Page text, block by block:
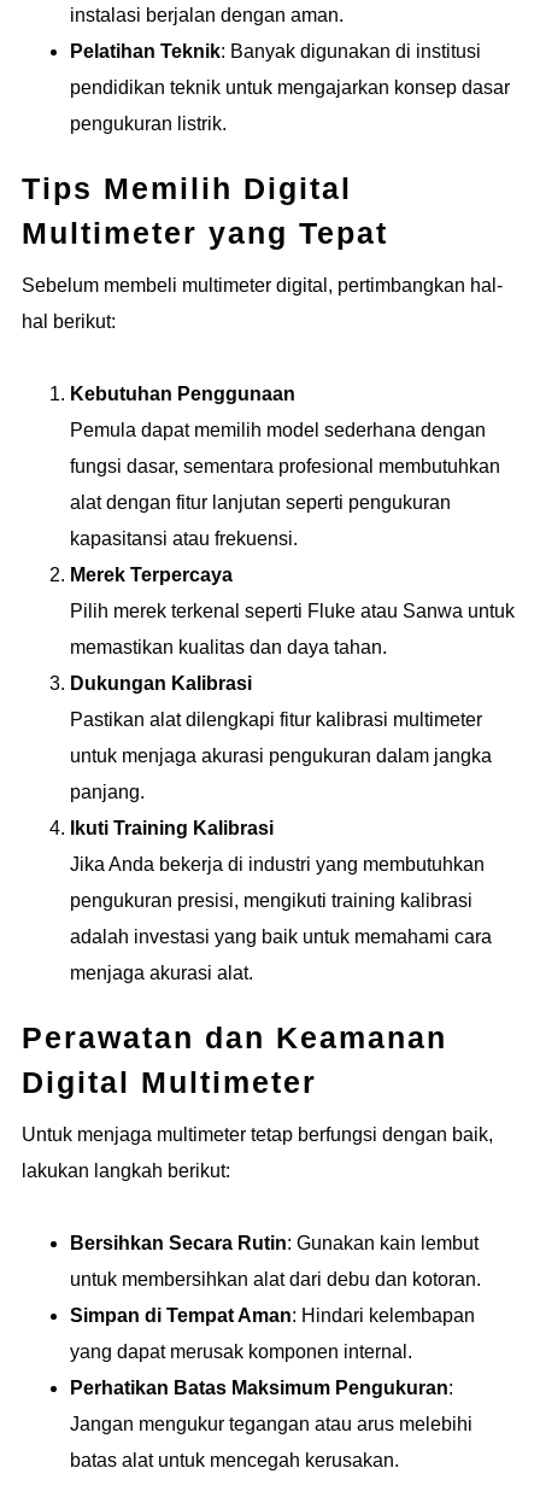
instalasi berjalan dengan aman.
Pelatihan Teknik: Banyak digunakan di institusi
pendidikan teknik untuk mengajarkan konsep dasar
pengukuran listrik.
Tips Memilih Digital
Multimeter yang Tepat
Sebelum membeli multimeter digital, pertimbangkan hal-
hal berikut:
Kebutuhan Penggunaan
Pemula dapat memilih model sederhana dengan
fungsi dasar, sementara profesional membutuhkan
alat dengan fitur lanjutan seperti pengukuran
kapasitansi atau frekuensi.
Merek Terpercaya
Pilih merek terkenal seperti Fluke atau Sanwa untuk
memastikan kualitas dan daya tahan.
Dukungan Kalibrasi
Pastikan alat dilengkapi fitur kalibrasi multimeter
untuk menjaga akurasi pengukuran dalam jangka
panjang.
Ikuti Training Kalibrasi
Jika Anda bekerja di industri yang membutuhkan
pengukuran presisi, mengikuti training kalibrasi
adalah investasi yang baik untuk memahami cara
menjaga akurasi alat.
Perawatan dan Keamanan
Digital Multimeter
Untuk menjaga multimeter tetap berfungsi dengan baik,
lakukan langkah berikut:
Bersihkan Secara Rutin: Gunakan kain lembut
untuk membersihkan alat dari debu dan kotoran.
Simpan di Tempat Aman: Hindari kelembapan
yang dapat merusak komponen internal.
Perhatikan Batas Maksimum Pengukuran:
Jangan mengukur tegangan atau arus melebihi
batas alat untuk mencegah kerusakan.